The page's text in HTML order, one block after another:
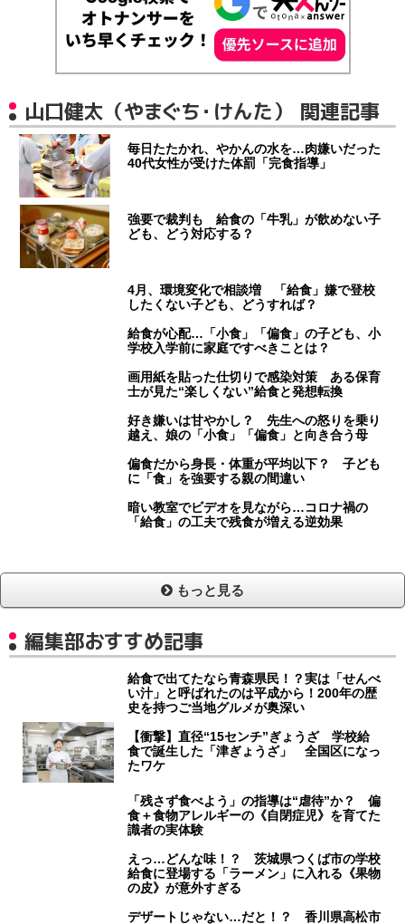
山口健太（やまぐち・けんた） 関連記事
毎日たたかれ、やかんの水を…肉嫌いだった
40代女性が受けた体罰「完食指導」
強要で裁判も 給食の「牛乳」が飲めない子
ども、どう対応する？
4月、環境変化で相談増 「給食」嫌で登校
したくない子ども、どうすれば？
給食が心配…「小食」「偏食」の子ども、小
学校入学前に家庭ですべきことは？
画用紙を貼った仕切りで感染対策 ある保育
士が見た“楽しくない”給食と発想転換
好き嫌いは甘やかし？ 先生への怒りを乗り
越え、娘の「小食」「偏食」と向き合う母
偏食だから身長・体重が平均以下？ 子ども
に「食」を強要する親の間違い
暗い教室でビデオを見ながら…コロナ禍の
「給食」の工夫で残食が増える逆効果
もっと見る
編集部おすすめ記事
給食で出てたなら青森県民！？実は「せんべ
い汁」と呼ばれたのは平成から！200年の歴
史を持つご当地グルメが奥深い
【衝撃】直径“15センチ”ぎょうざ 学校給
食で誕生した「津ぎょうざ」 全国区になっ
たワケ
「残さず食べよう」の指導は“虐待”か？ 偏
食＋食物アレルギーの《自閉症児》を育てた
識者の実体験
えっ…どんな味！？ 茨城県つくば市の学校
給食に登場する「ラーメン」に入れる《果物
の皮》が意外すぎる
デザートじゃない…だと！？ 香川県高松市